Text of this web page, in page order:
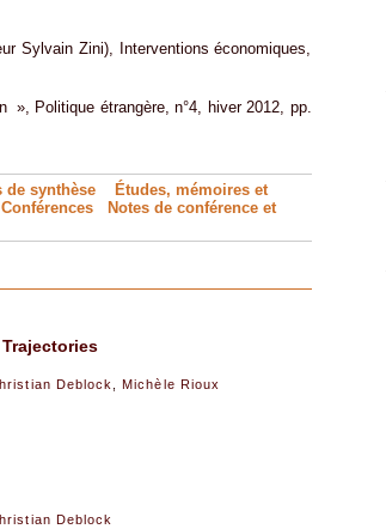
Sylvain Zini), Interventions économiques,
Politique étrangère, n°4, hiver 2012, pp.
de synthèse
Études, mémoires et
Conférences Notes de conférenceet
Deblock ,Michèle Rioux
Deblock